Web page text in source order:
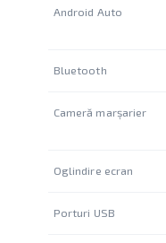
Android Auto
Bluetooth
Cameră marșarier
Oglindire ecran
Porturi USB